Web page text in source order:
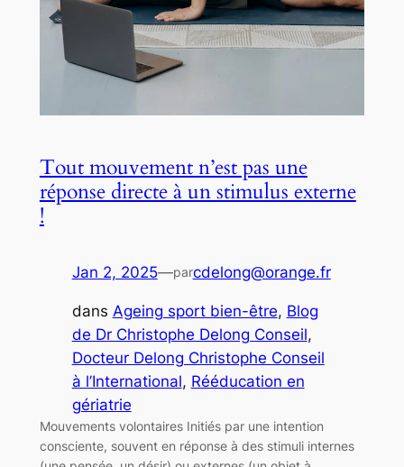
Tout mouvement n’est pas une
réponse directe à un stimulus externe
!
Jan 2, 2025—parcdelong@orange.fr
dans Ageing sport bien-être, Blog
de Dr Christophe Delong Conseil
Docteur Delong Christophe Conseil
à l’International, Rééducation en
gériatrie
Mouvements volontaires Initiés par une intention
consciente, souvent en réponse à des stimuli internes